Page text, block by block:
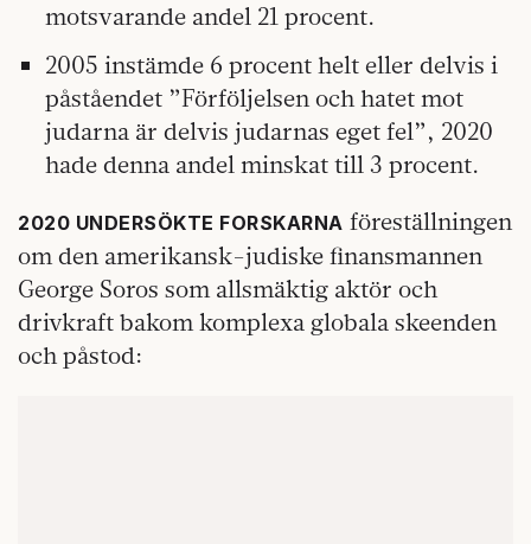
motsvarande andel 21 procent.
2005 instämde 6 procent helt eller delvis i
påståendet ”Förföljelsen och hatet mot
judarna är delvis judarnas eget fel”, 2020
hade denna andel minskat till 3 procent.
2020 UNDERSÖKTE FORSKARNA föreställningen
om den amerikansk-judiske finansmannen
George Soros som allsmäktig aktör och
drivkraft bakom komplexa globala skeenden
och påstod: